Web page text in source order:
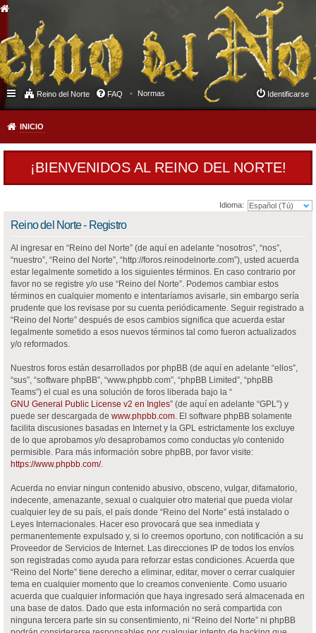
Reino del Norte FAQ Normas Identificarse
INICIO
¡BIENVENIDOS AL REINO DEL NORTE!
Idioma:
Reino del Norte - Registro
Al ingresar en “Reino del Norte” (de aquí en adelante “nosotros”, “nos”,
“nuestro”, “Reino del Norte”, “http://foros.reinodelnorte.com”), usted acuerda
estar legalmente sometido a los siguientes términos. En caso contrario por
favor no se registre y/o use “Reino del Norte”. Podemos cambiar estos
términos en cualquier momento e intentaríamos avisarle, sin embargo sería
prudente que los revisase por su cuenta periódicamente. Seguir registrado a
“Reino del Norte” después de esos cambios significa que acuerda estar
legalmente sometido a esos nuevos términos tal como fueron actualizados
y/o reformados.
Nuestros foros están desarrollados por phpBB (de aquí en adelante “ellos”,
“sus”, “software phpBB”, “www.phpbb.com”, “phpBB Limited”, “phpBB
Teams”) el cual es una solución de foros liberada bajo la “
GNU General Public License v2 en Ingles” (de aquí en adelante “GPL”) y
puede ser descargada de www.phpbb.com. El software phpBB solamente
facilita discusiones basadas en Internet y la GPL estrictamente los excluye
de lo que aprobamos y/o desaprobamos como conductas y/o contenido
permisible. Para más información sobre phpBB, por favor visite:
https://www.phpbb.com/.
Acuerda no enviar ningun contenido abusivo, obsceno, vulgar, difamatorio,
indecente, amenazante, sexual o cualquier otro material que pueda violar
cualquier ley de su país, el país donde “Reino del Norte” está instalado o
Leyes Internacionales. Hacer eso provocará que sea inmediata y
permanentemente expulsado y, si lo creemos oportuno, con notificación a su
Proveedor de Servicios de Internet. Las direcciones IP de todos los envíos
son registradas como ayuda para reforzar estas condiciones. Acuerda que
“Reino del Norte” tiene derecho a eliminar, editar, mover o cerrar cualquier
tema en cualquier momento que lo creamos conveniente. Como usuario
acuerda que cualquier información que haya ingresado será almacenada en
una base de datos. Dado que esta información no será compartida con
ninguna tercera parte sin su consentimiento, ni “Reino del Norte” ni phpBB